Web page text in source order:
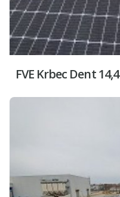
FVE Krbec Dent